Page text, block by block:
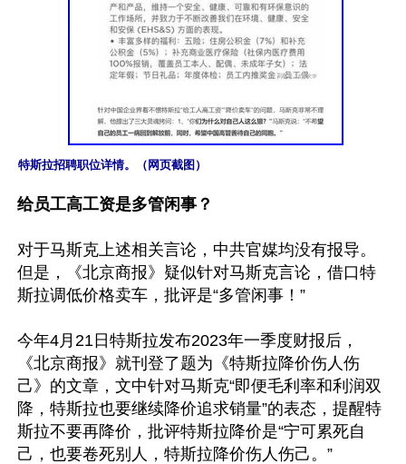
特斯拉招聘职位详情。（网页截图）
给员工高工资是多管闲事？
对于马斯克上述相关言论，中共官媒均没有报导。
但是，《北京商报》疑似针对马斯克言论，借口特
斯拉调低价格卖车，批评是“多管闲事！”
今年4月21日特斯拉发布2023年一季度财报后，
《北京商报》就刊登了题为《特斯拉降价伤人伤
己》的文章，文中针对马斯克“即便毛利率和利润双
降，特斯拉也要继续降价追求销量”的表态，提醒特
斯拉不要再降价，批评特斯拉降价是“宁可累死自
己，也要卷死别人，特斯拉降价伤人伤己。”